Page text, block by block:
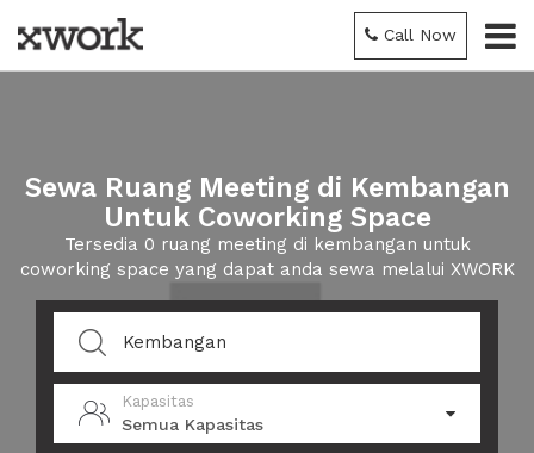
Call Now
Sewa Ruang Meeting di Kembangan
Untuk Coworking Space
Tersedia 0 ruang meeting di kembangan untuk
coworking space yang dapat anda sewa melalui XWORK
Kapasitas
Semua Kapasitas